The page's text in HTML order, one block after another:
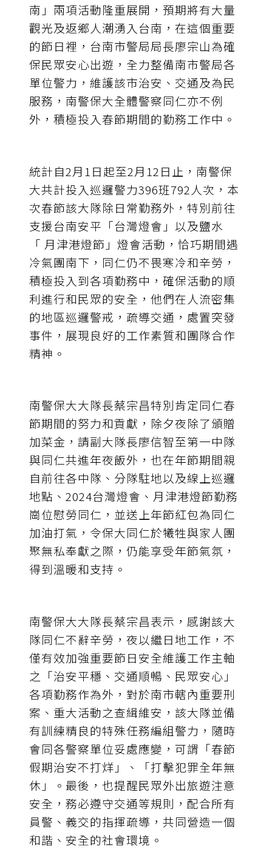
南」兩項活動隆重展開，預期將有大量
觀光及返鄉人潮湧入台南，在這個重要
的節日裡，台南市警局局長廖宗山為確
保民眾安心出遊，全力整備南市警局各
單位警力，維護該市治安、交通及為民
服務，南警保大全體警察同仁亦不例
外，積極投入春節期間的勤務工作中。
統計自2月1日起至2月12日止，南警保
大共計投入巡邏警力396班792人次，本
次春節該大隊除日常勤務外，特別前往
支援台南安平「台灣燈會」以及鹽水
「 月津港燈節」燈會活動，恰巧期間遇
冷氣團南下，同仁仍不畏寒冷和辛勞，
積極投入到各項勤務中，確保活動的順
利進行和民眾的安全，他們在人流密集
的地區巡邏警戒，疏導交通，處置突發
事件，展現良好的工作素質和團隊合作
精神。
南警保大大隊長蔡宗昌特別肯定同仁春
節期間的努力和貢獻，除夕夜除了頒贈
加菜金，請副大隊長廖信智至第一中隊
與同仁共進年夜飯外，也在年節期間親
自前往各中隊、分隊駐地以及線上巡邏
地點、2024台灣燈會、月津港燈節勤務
崗位慰勞同仁，並送上年節紅包為同仁
加油打氣，令保大同仁於犧牲與家人團
聚無私奉獻之際，仍能享受年節氣氛，
得到溫暖和支持。
南警保大大隊長蔡宗昌表示，感謝該大
隊同仁不辭辛勞，夜以繼日地工作，不
僅有效加強重要節日安全維護工作主軸
之「治安平穩、交通順暢、民眾安心」
各項勤務作為外，對於南市轄內重要刑
案、重大活動之查緝維安，該大隊並備
有訓練精良的特殊任務編組警力，隨時
會同各警察單位妥處應變，可謂「春節
假期治安不打烊」、「打擊犯罪全年無
休」。最後，也提醒民眾外出旅遊注意
安全，務必遵守交通等規則，配合所有
員警、義交的指揮疏導，共同營造一個
和諧、安全的社會環境。